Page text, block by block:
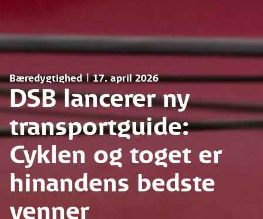
Bæredygtighed | 17. april 2026
DSB lancerer ny
transportguide:
Cyklen og toget er
hinandens bedste
venner